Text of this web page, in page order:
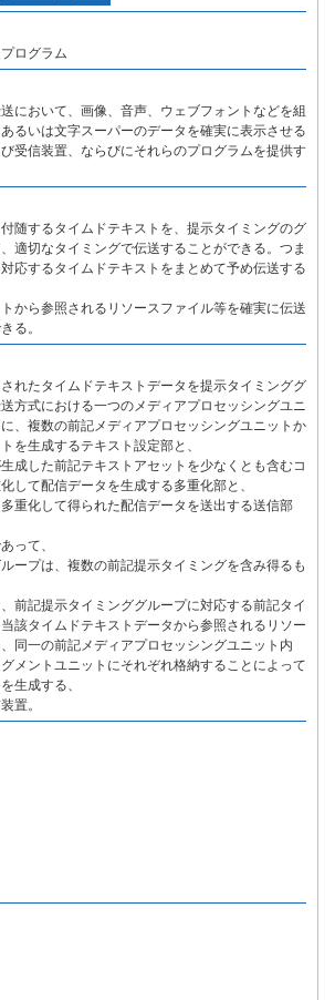
ログラム
において、画像、音声、ウェブフォントなどを組
るいは文字スーパーのデータを確実に表示させる
受信装置、ならびにそれらのプログラムを提供す
随するタイムドテキストを、提示タイミングのグ
適切なタイミングで伝送することができる。つま
応するタイムドテキストをまとめて予め伝送する
から参照されるリソースファイル等を確実に伝送
る。
れたタイムドテキストデータを提示タイミンググ
方式における一つのメディアプロセッシングユニ
、複数の前記メディアプロセッシングユニットか
を生成するテキスト設定部と、
成した前記テキストアセットを少なくとも含むコ
して配信データを生成する多重化部と、
重化して得られた配信データを送出する送信部
って、
ープは、複数の前記提示タイミングを含み得るも
前記提示タイミンググループに対応する前記タイ
該タイムドテキストデータから参照されるリソー
同一の前記メディアプロセッシングユニット内
メントユニットにそれぞれ格納することによって
生成する、
置。